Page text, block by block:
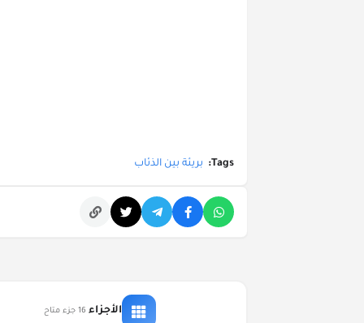
Tags: بريئة بين الذئاب
الأجزاء 16 جزء متاح